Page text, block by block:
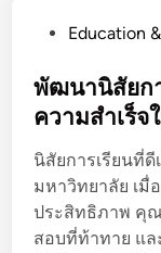
s
t
d
i
n
Education
พัฒนานิสัยก
ความสำเร็
นิสัยการเรียนที่
มหาวิทยาลัย เมื่
ประสิทธิภาพ คุ
สอบที่ท้าทาย แล